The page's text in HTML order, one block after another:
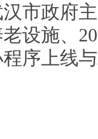
市政府
设施、
序上线